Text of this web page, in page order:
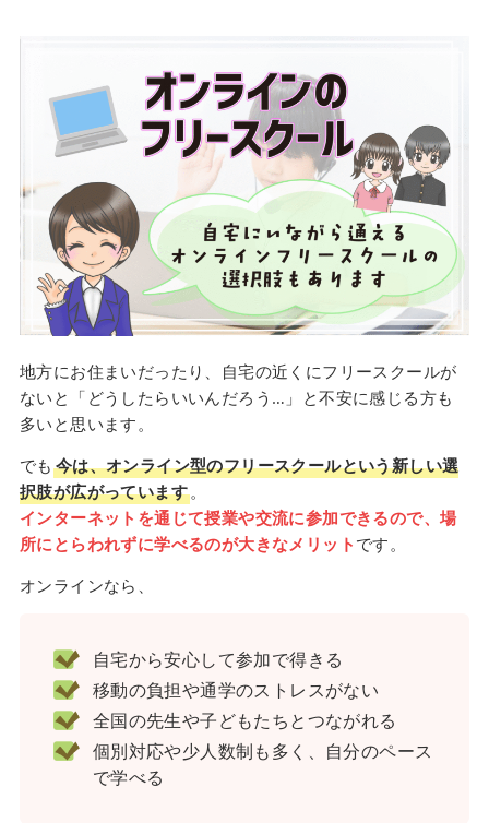
地方にお住まいだったり、自宅の近くにフリースクールが
ないと「どうしたらいいんだろう…」と不安に感じる方も
多いと思います。
でも 今は、オンライン型のフリースクールという新しい選
択肢が広がっています。
インターネットを通じて授業や交流に参加できるので、場
所にとらわれずに学べるのが大きなメリット です。
オンラインなら、
自宅から安心して参加で得きる
移動の負担や通学のストレスがない
全国の先生や子どもたちとつながれる
個別対応や少人数制も多く、自分のペース
で学べる